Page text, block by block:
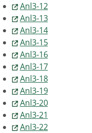
Anl3-12
Anl3-13
Anl3-14
Anl3-15
Anl3-16
Anl3-17
Anl3-18
Anl3-19
Anl3-20
Anl3-21
Anl3-22